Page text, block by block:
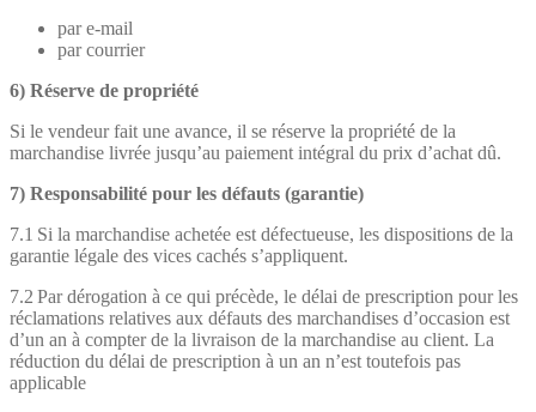
par e-mail
par courrier
6) Réserve de propriété
Si le vendeur fait une avance, il se réserve la propriété de la
marchandise livrée jusqu’au paiement intégral du prix d’achat dû.
7) Responsabilité pour les défauts (garantie)
7.1 Si la marchandise achetée est défectueuse, les dispositions de la
garantie légale des vices cachés s’appliquent.
7.2 Par dérogation à ce qui précède, le délai de prescription pour les
réclamations relatives aux défauts des marchandises d’occasion est
d’un an à compter de la livraison de la marchandise au client. La
réduction du délai de prescription à un an n’est toutefois pas
applicable